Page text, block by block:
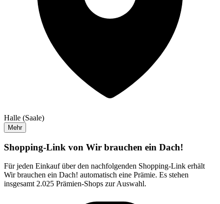
Halle (Saale)
Mehr
Shopping-Link von Wir brauchen ein Dach!
Für jeden Einkauf über den nachfolgenden Shopping-Link erhält
Wir brauchen ein Dach! automatisch eine Prämie. Es stehen
insgesamt 2.025 Prämien-Shops zur Auswahl.